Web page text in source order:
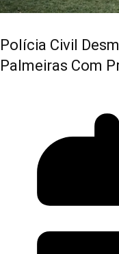
Polícia Civil
Palmeiras Com